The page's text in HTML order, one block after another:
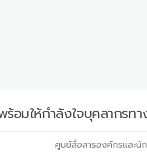
อมให้กำลังใจบุคลากรท
ศูนย์สื่อสารองค์กรและนั